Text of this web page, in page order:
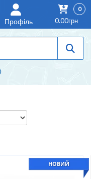
Профіль
0
0.00грн
НОВИЙ